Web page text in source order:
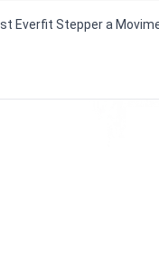
Everfit Stepper a